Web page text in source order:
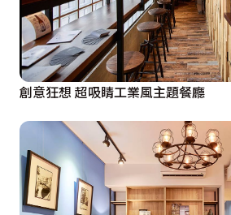
創意狂想 超吸睛工業風主題餐廳